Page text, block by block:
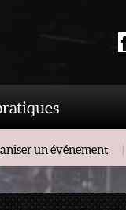
un événement